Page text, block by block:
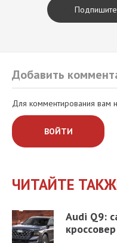
Добавить
Для комментирования вам
ВОЙТИ
ЧИТАЙТЕ
Audi Q9: